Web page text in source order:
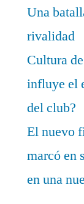
Una
rivalidad
Cultura
influye el
del club?
El nuevo
marcó en
en una